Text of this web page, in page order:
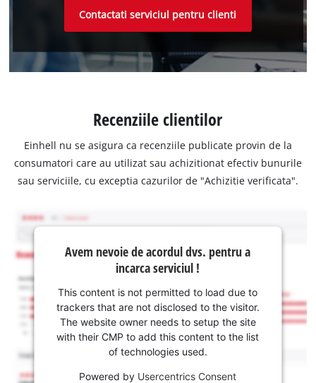
Contactati serviciul pentru clienti
Recenziile clientilor
Einhell nu se asigura ca recenziile publicate provin de la
consumatori care au utilizat sau achizitionat efectiv bunurile
sau serviciile, cu exceptia cazurilor de "Achizitie verificata".
Avem nevoie de acordul dvs. pentru a
incarca serviciul !
This content is not permitted to load due to
trackers that are not disclosed to the visitor.
The website owner needs to setup the site
with their CMP to add this content to the list
of technologies used.
Powered by Usercentrics Consent